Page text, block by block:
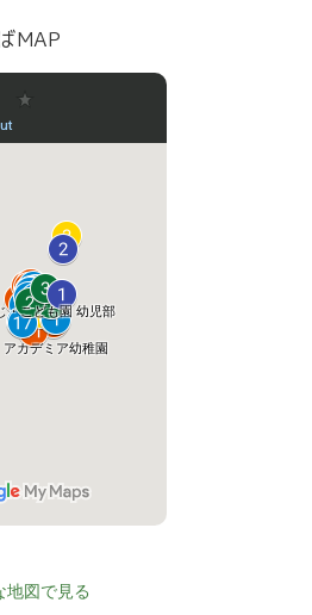
MAP
地図で見る